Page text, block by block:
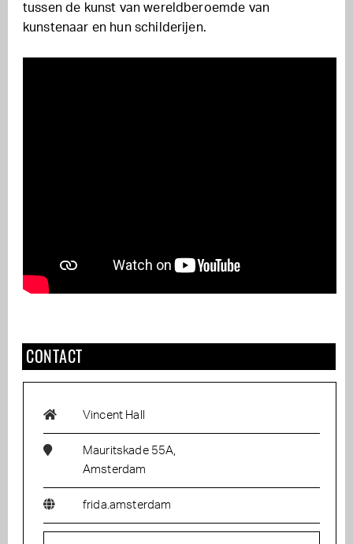
tussen de kunst van wereldberoemde van
kunstenaar en hun schilderijen.
CONTACT
Vincent Hall
Mauritskade 55A,
Amsterdam
frida.amsterdam